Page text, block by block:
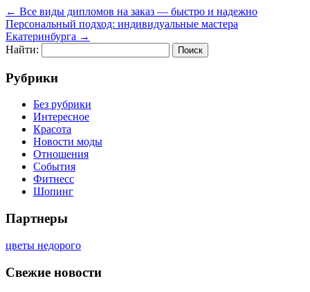
← Все виды дипломов на заказ — быстро и надежно
Персональный подход: индивидуальные мастера
Екатеринбурга →
Найти:
Рубрики
Без рубрики
Интересное
Красота
Новости моды
Отношения
События
Фитнесс
Шопинг
Партнеры
цветы недорого
Свежие новости